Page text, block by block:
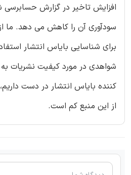
افزایش تاخیر در گزارش
سودآوری آن را کاهش می دهد. ما
برای شناسایی بایاس انتشار
شواهدی در مورد کیفیت نشریات
کننده بایاس انتشار در دست
از این منبع کم است.